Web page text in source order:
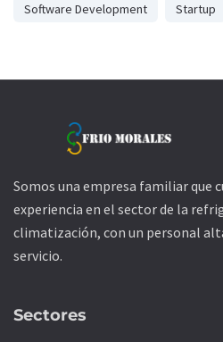
Software Development Startup
Somos una empresa familiar que
experiencia en el sector de la
climatización, con un personal
servicio.
Sectores